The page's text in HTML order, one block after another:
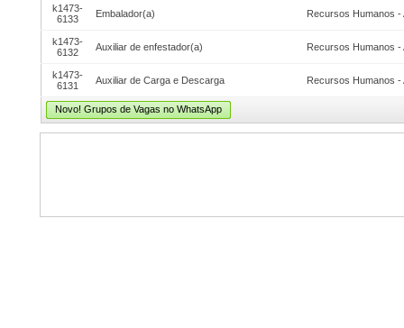
k1473-
6133
Embalador(a) Recursos Humanos -
k1473-
6132
Auxiliar de enfestador(a) Recursos Humanos -
k1473-
6131
Auxiliar de Carga e Descarga Recursos Humanos -
Novo! Grupos de Vagas no WhatsApp